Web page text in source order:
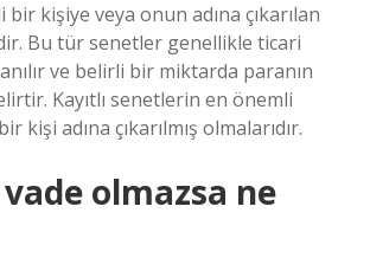
kişiye veya onun adına çıkarılan
Bu tür senetler genellikle ticari
ve belirli bir miktarda paranın
Kayıtlı senetlerin en önemli
kişi adına çıkarılmış olmalarıdır.
olmazsa ne